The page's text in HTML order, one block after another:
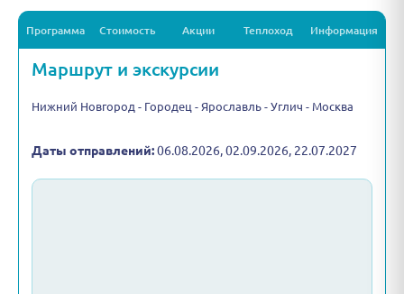
Программа Стоимость Акции Теплоход Информация
Маршрут и экскурсии
Нижний Новгород - Городец - Ярославль - Углич - Москва
Даты отправлений:06.08.2026, 02.09.2026, 22.07.2027